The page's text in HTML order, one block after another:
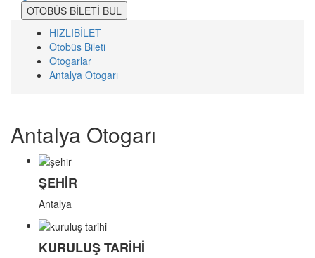
OTOBÜS BİLETİ BUL
HIZLIBİLET
Otobüs Bileti
Otogarlar
Antalya Otogarı
Antalya Otogarı
ŞEHİR
Antalya
KURULUŞ TARİHİ